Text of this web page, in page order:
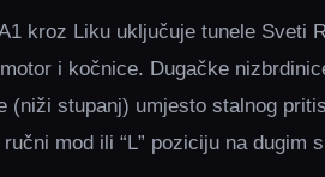
kroz Liku uključuje tunele Sveti
i kočnice. Dugačke
stupanj) umjesto stalnog
mod ili “L” poziciju na dugim